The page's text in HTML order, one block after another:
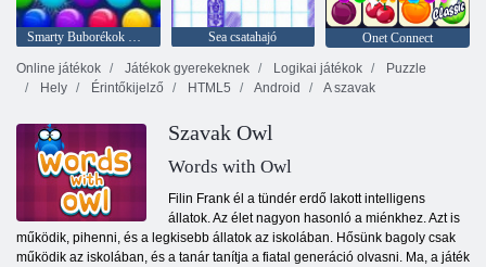
Smarty Buborékok Xmas Edition Sea csatahajó
Onet Connect
Online játékok
Játékok gyerekeknek Logikai játékok
Puzzle
Hely
Érintőkijelző HTML5 Android A szavak
Szavak Owl
Words with Owl
Filin Frank él a tündér erdő lakott intelligens
állatok. Az élet nagyon hasonló a miénkhez. Azt is
működik, pihenni, és a legkisebb állatok az iskolában. Hősünk bagoly csak
működik az iskolában, és a tanár tanítja a fiatal generáció olvasni. Ma, a játék